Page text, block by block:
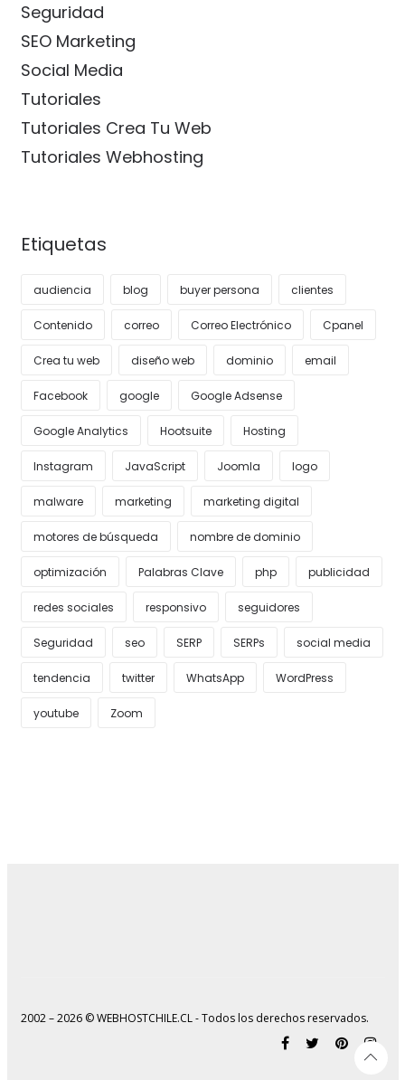
Seguridad
SEO Marketing
Social Media
Tutoriales
Tutoriales Crea Tu Web
Tutoriales Webhosting
Etiquetas
audiencia blog buyer persona clientes
Contenido correo Correo Electrónico Cpanel
Crea tu web diseño web dominio email
Facebook google Google Adsense
Google Analytics Hootsuite Hosting
Instagram JavaScript Joomla logo
malware marketing marketing digital
motores de búsqueda nombre de dominio
optimización Palabras Clave php publicidad
redes sociales responsivo seguidores
Seguridad seo SERP SERPs social media
tendencia twitter WhatsApp WordPress
youtube Zoom
2002 – 2026 © WEBHOSTCHILE.CL - Todos los derechos reservados.